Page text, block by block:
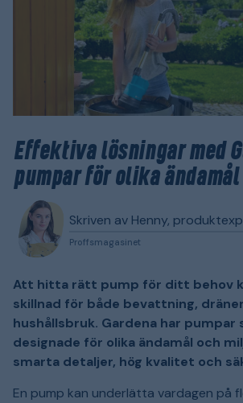
Effektiva lösningar med
pumpar för olika ändamål
Skriven av Henny,
Proffsmagasinet
Att hitta rätt pump för ditt behov
skillnad för både bevattning,
hushållsbruk. Gardena har pumpar
designade för olika ändamål och
smarta detaljer, hög kvalitet och
En pump kan underlätta vardagen på